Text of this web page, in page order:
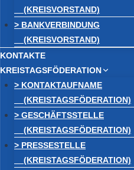
(KREISVORSTAND)
> BANKVERBINDUNG
(KREISVORSTAND)
KONTAKTE
KREISTAGSFÖDERATION
> KONTAKTAUFNAME
(KREISTAGSFÖDERATION)
> GESCHÄFTSSTELLE
(KREISTAGSFÖDERATION)
> PRESSESTELLE
(KREISTAGSFÖDERATION)